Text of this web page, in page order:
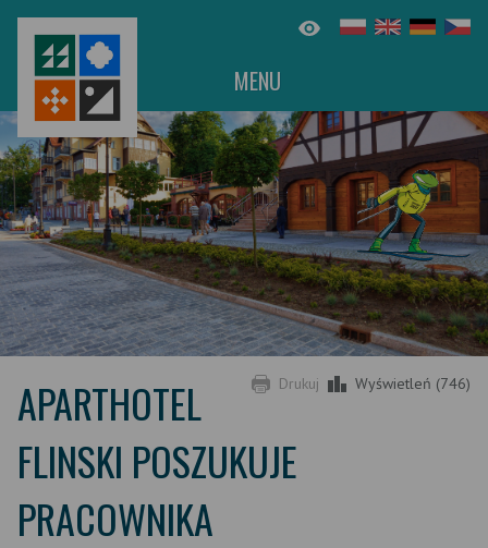
MENU
Drukuj Wyświetleń (746)
APARTHOTEL
FLINSKI POSZUKUJE
PRACOWNIKA